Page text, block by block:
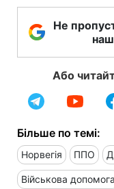
Не
Або
Більше по темі:
Норвегія ППО
Військова допомога